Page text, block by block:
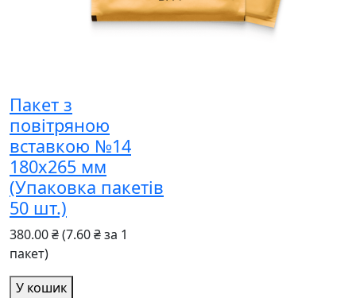
Пакет з
повітряною
вставкою №14
180x265 мм
(Упаковка пакетів
50 шт.)
380.00 ₴(7.60 ₴ за 1
пакет)
У кошик